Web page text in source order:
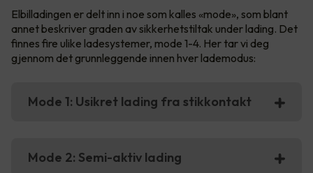
Elbilladingen er delt inn i noe som kalles «mode», som blant
annet beskriver graden av sikkerhetstiltak under lading. Det
finnes fire ulike ladesystemer, mode 1-4. Her tar vi deg
gjennom det grunnleggende innen hver lademodus:
Mode 1: Usikret lading fra stikkontakt
Mode 2: Semi-aktiv lading